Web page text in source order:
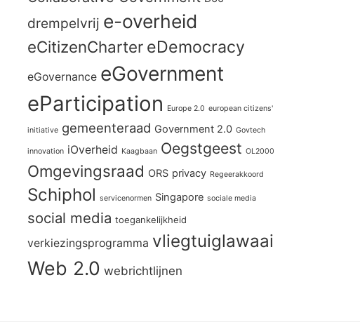
drempelvrij e-overheid
eCitizenCharter eDemocracy
eGovernance eGovernment
eParticipation Europe 2.0 european citizens'
initiative gemeenteraad Government 2.0 Govtech
innovation iOverheid Kaagbaan Oegstgeest OL2000
Omgevingsraad ORS privacy Regeerakkoord
Schiphol servicenormen Singapore sociale media
social media toegankelijkheid
verkiezingsprogramma vliegtuiglawaai
Web 2.0 webrichtlijnen